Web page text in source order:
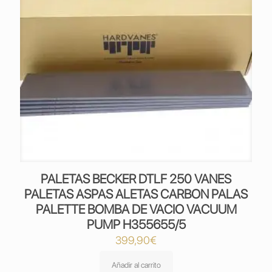
PALETAS BECKER DTLF 250 VANES
PALETAS ASPAS ALETAS CARBON PALAS
PALETTE BOMBA DE VACIO VACUUM
PUMP H355655/5
399,90€
Añadir al carrito